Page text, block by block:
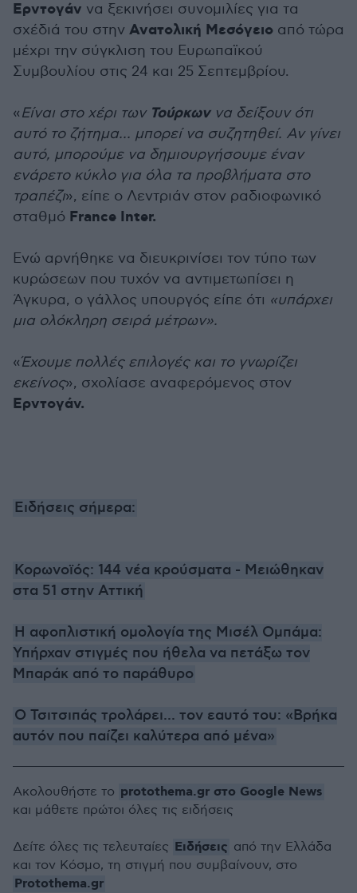
Ερντογάν να ξεκινήσει συνομιλίες για τα
σχέδιά του στην Ανατολική Μεσόγειο από τώρα
μέχρι την σύγκλιση του Ευρωπαϊκού
Συμβουλίου στις 24 και 25 Σεπτεμβρίου.
«Είναι στο χέρι των Τούρκωννα δείξουν ότι
αυτό το ζήτημα... μπορεί να συζητηθεί. Αν γίνει
αυτό, μπορούμε να δημιουργήσουμε έναν
ενάρετο κύκλο για όλα τα προβλήματα στο
τραπέζι», είπε ο Λεντριάν στον ραδιοφωνικό
σταθμό France Inter.
Ενώ αρνήθηκε να διευκρινίσει τον τύπο των
κυρώσεων που τυχόν να αντιμετωπίσει η
Άγκυρα, ο γάλλος υπουργός είπε ότι «υπάρχει
μια ολόκληρη σειρά μέτρων».
«Έχουμε πολλές επιλογές και το γνωρίζει
εκείνος», σχολίασε αναφερόμενος στον
Ερντογάν.
Ειδήσεις σήμερα:
Κορωνοϊός: 144 νέα κρούσματα - Μειώθηκαν
στα 51 στην Αττική
Η αφοπλιστική ομολογία της Μισέλ Ομπάμα:
Υπήρχαν στιγμές που ήθελα να πετάξω τον
Μπαράκ από το παράθυρο
Ο Τσιτσιπάς τρολάρει... τον εαυτό του: «Βρήκα
αυτόν που παίζει καλύτερα από μένα»
Ακολουθήστε το protothema.gr στο Google News
και μάθετε πρώτοι όλες τις ειδήσεις
Δείτε όλες τις τελευταίες Ειδήσεις από την Ελλάδα
και τον Κόσμο, τη στιγμή που συμβαίνουν, στο
Protothema.gr